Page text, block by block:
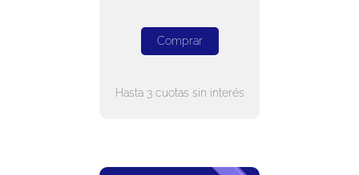
Comprar
Hasta 3 cuotas sin interés